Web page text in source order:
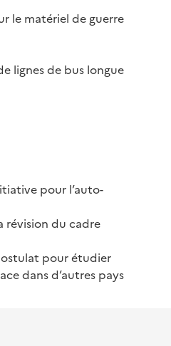
le matériel de guerre
lignes de bus longue
pour l’auto-
révision du cadre
pour étudier
dans d’autres pays